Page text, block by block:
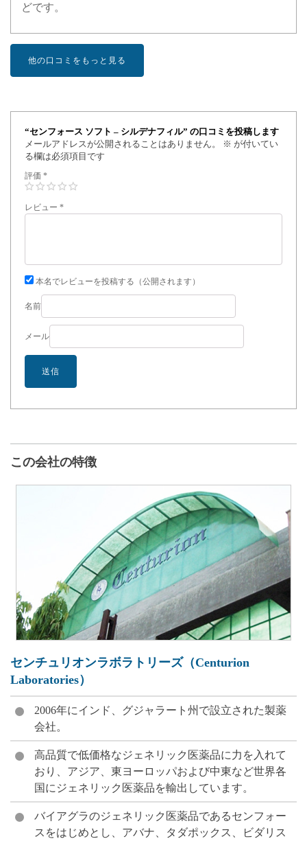
どです。
他の口コミをもっと見る
“センフォース ソフト – シルデナフィル” の口コミを投稿します
メールアドレスが公開されることはありません。
※ が付いてい
る欄は必須項目です
評価 *
レビュー *
本名でレビューを投稿する（公開されます）
名前
メール
この会社の特徴
センチュリオンラボラトリーズ（Centurion
Laboratories）
2006年にインド、グジャラート州で設立された製薬
会社。
高品質で低価格なジェネリック医薬品に力を入れて
おり、アジア、東ヨーロッパおよび中東など世界各
国にジェネリック医薬品を輸出しています。
バイアグラのジェネリック医薬品であるセンフォー
スをはじめとし、アバナ、タダポックス、ビダリス